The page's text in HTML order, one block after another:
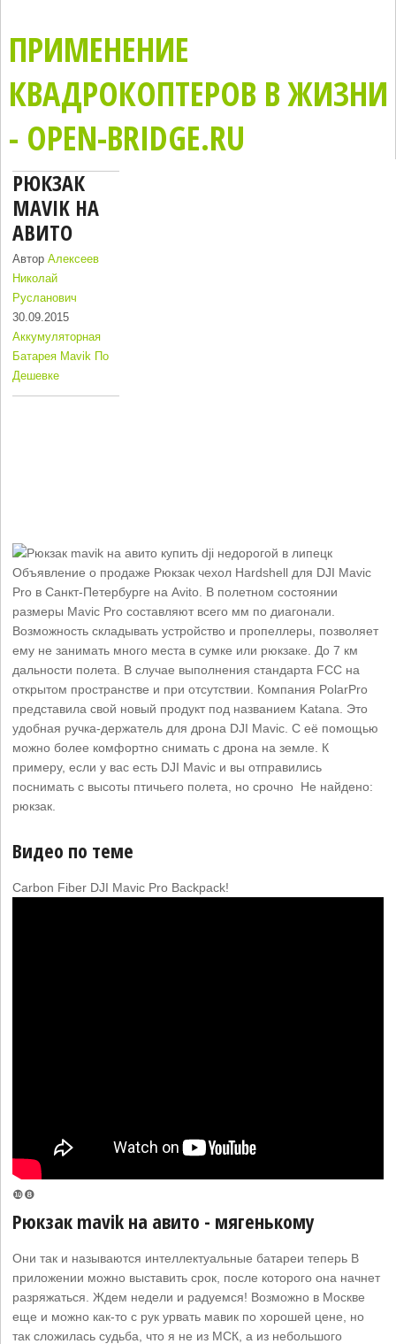
ПРИМЕНЕНИЕ
КВАДРОКОПТЕРОВ В ЖИЗНИ
- OPEN-BRIDGE.RU
РЮКЗАК
MAVIK НА
АВИТО
АвторАлексеев
Николай
Русланович
30.09.2015
Аккумуляторная
Батарея Mavik По
Дешевке
Объявление о продаже Рюкзак чехол Hardshell для DJI Mavic
Pro в Санкт-Петербурге на Avito. В полетном состоянии
размеры Mavic Pro составляют всего мм по диагонали.
Возможность складывать устройство и пропеллеры, позволяет
ему не занимать много места в сумке или рюкзаке. До 7 км
дальности полета. В случае выполнения стандарта FCC на
открытом пространстве и при отсутствии. Компания PolarPro
представила свой новый продукт под названием Katana. Это
удобная ручка-держатель для дрона DJI Mavic. С её помощью
можно более комфортно снимать с дрона на земле. К
примеру, если у вас есть DJI Mavic и вы отправились
поснимать с высоты птичьего полета, но срочно Не найдено:
рюкзак.
Видео по теме
Carbon Fiber DJI Mavic Pro Backpack!
❿❽
Рюкзак mavik на авито - мягенькому
Они так и называются интеллектуальные батареи теперь В
приложении можно выставить срок, после которого она начнет
разряжаться. Ждем недели и радуемся! Возможно в Москве
еще и можно как-то с рук урвать мавик по хорошей цене, но
так сложилась судьба, что я не из МСК, а из небольшого